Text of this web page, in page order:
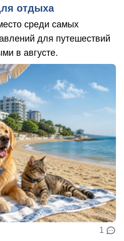
отдыха
среди самых
для путешествий
в августе.
1